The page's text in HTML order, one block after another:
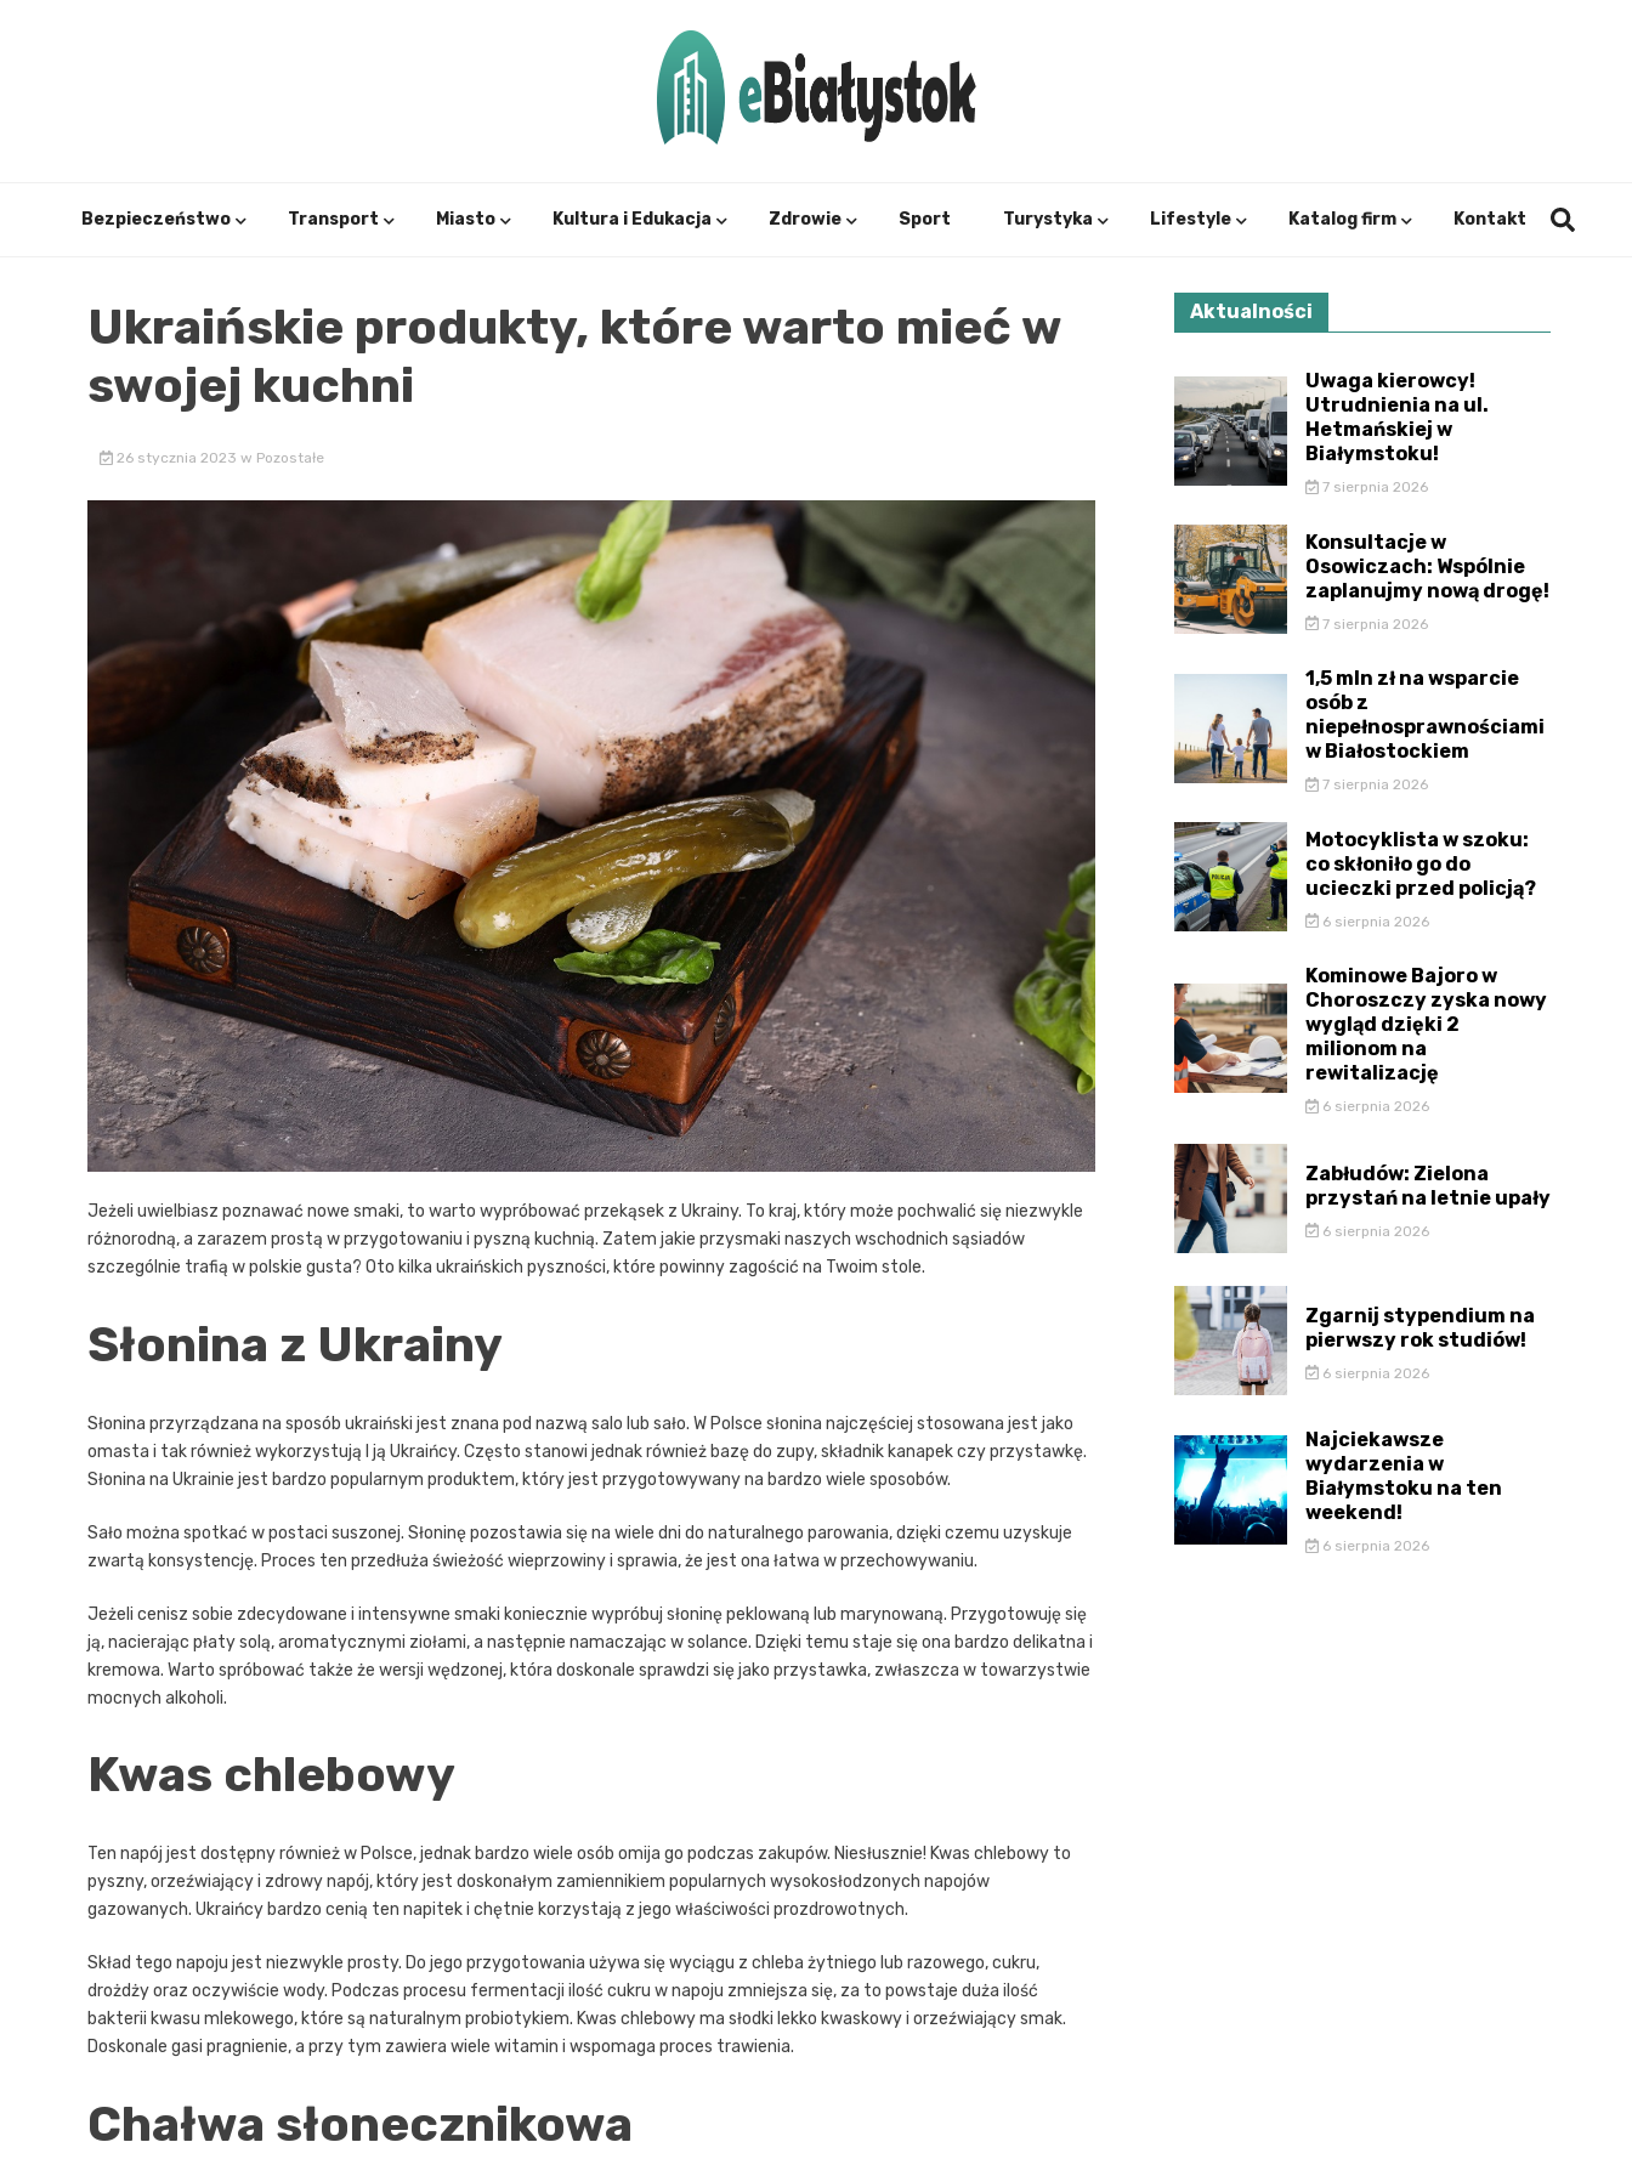
Bezpieczeństwo Transport Miasto Kultura i Edukacja Zdrowie Sport Turystyka Lifestyle Katalog firm Kontakt
Ukraińskie produkty, które warto mieć w
swojej kuchni
26 stycznia 2023 w Pozostałe
Jeżeli uwielbiasz poznawać nowe smaki, to warto wypróbować przekąsek z Ukrainy. To kraj, który może pochwalić się niezwykle
różnorodną, a zarazem prostą w przygotowaniu i pyszną kuchnią. Zatem jakie przysmaki naszych wschodnich sąsiadów
szczególnie trafią w polskie gusta? Oto kilka ukraińskich pyszności, które powinny zagościć na Twoim stole.
Słonina z Ukrainy
Słonina przyrządzana na sposób ukraiński jest znana pod nazwą salo lub sało. W Polsce słonina najczęściej stosowana jest jako
omasta i tak również wykorzystują l ją Ukraińcy. Często stanowi jednak również bazę do zupy, składnik kanapek czy przystawkę.
Słonina na Ukrainie jest bardzo popularnym produktem, który jest przygotowywany na bardzo wiele sposobów.
Sało można spotkać w postaci suszonej. Słoninę pozostawia się na wiele dni do naturalnego parowania, dzięki czemu uzyskuje
zwartą konsystencję. Proces ten przedłuża świeżość wieprzowiny i sprawia, że jest ona łatwa w przechowywaniu.
Jeżeli cenisz sobie zdecydowane i intensywne smaki koniecznie wypróbuj słoninę peklowaną lub marynowaną. Przygotowuję się
ją, nacierając płaty solą, aromatycznymi ziołami, a następnie namaczając w solance. Dzięki temu staje się ona bardzo delikatna i
kremowa. Warto spróbować także że wersji wędzonej, która doskonale sprawdzi się jako przystawka, zwłaszcza w towarzystwie
mocnych alkoholi.
Kwas chlebowy
Ten napój jest dostępny również w Polsce, jednak bardzo wiele osób omija go podczas zakupów. Niesłusznie! Kwas chlebowy to
pyszny, orzeźwiający i zdrowy napój, który jest doskonałym zamiennikiem popularnych wysokosłodzonych napojów
gazowanych. Ukraińcy bardzo cenią ten napitek i chętnie korzystają z jego właściwości prozdrowotnych.
Skład tego napoju jest niezwykle prosty. Do jego przygotowania używa się wyciągu z chleba żytniego lub razowego, cukru,
drożdży oraz oczywiście wody. Podczas procesu fermentacji ilość cukru w napoju zmniejsza się, za to powstaje duża ilość
bakterii kwasu mlekowego, które są naturalnym probiotykiem. Kwas chlebowy ma słodki lekko kwaskowy i orzeźwiający smak.
Doskonale gasi pragnienie, a przy tym zawiera wiele witamin i wspomaga proces trawienia.
Chałwa słonecznikowa
Aktualności
Uwaga kierowcy!
Utrudnienia na ul.
Hetmańskiej w
Białymstoku!
7 sierpnia 2026
Konsultacje w
Osowiczach: Wspólnie
zaplanujmy nową drogę!
7 sierpnia 2026
1,5 mln zł na wsparcie
osób z
niepełnosprawnościami
w Białostockiem
7 sierpnia 2026
Motocyklista w szoku:
co skłoniło go do
ucieczki przed policją?
6 sierpnia 2026
Kominowe Bajoro w
Choroszczy zyska nowy
wygląd dzięki 2
milionom na
rewitalizację
6 sierpnia 2026
Zabłudów: Zielona
przystań na letnie upały
6 sierpnia 2026
Zgarnij stypendium na
pierwszy rok studiów!
6 sierpnia 2026
Najciekawsze
wydarzenia w
Białymstoku na ten
weekend!
6 sierpnia 2026